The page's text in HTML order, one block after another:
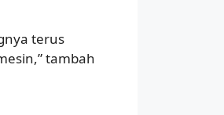
terus
tambah